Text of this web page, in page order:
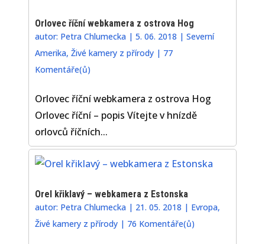
Orlovec říční webkamera z ostrova Hog
autor: Petra Chlumecka |5. 06. 2018 |Severní
Amerika,Živé kamery z přírody | 77
Komentáře(ů)
Orlovec říční webkamera z ostrova Hog
Orlovec říční – popis Vítejte v hnízdě
orlovců říčních...
Orel křiklavý – webkamera z Estonska
autor: Petra Chlumecka | 21. 05. 2018 | Evropa,
Živé kamery z přírody | 76 Komentáře(ů)